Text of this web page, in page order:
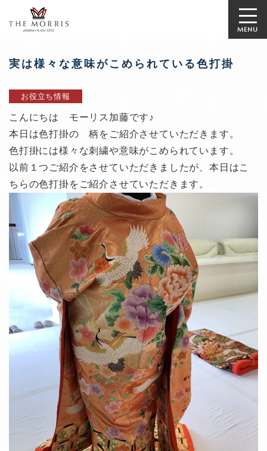
MENU
実は様々な意味がこめられている色打掛
お役立ち情報
こんにちは モーリス加藤です♪
本日は色打掛の 柄をご紹介させていただきます。
色打掛には様々な刺繍や意味がこめられています。
以前１つご紹介をさせていただきましたが、本日はこ
ちらの色打掛をご紹介させていただきます。